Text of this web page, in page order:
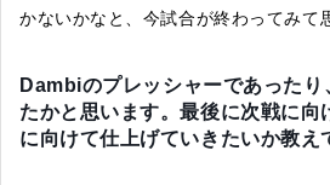
かないかなと、今試合が終わってみて
Dambiのプレッシャーであったり
たかと思います。最後に次戦に向
に向けて仕上げていきたいか教え